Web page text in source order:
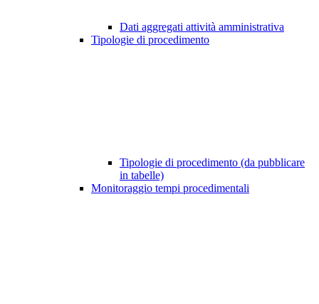
Dati aggregati attività amministrativa
Tipologie di procedimento
Tipologie di procedimento (da pubblicare
in tabelle)
Monitoraggio tempi procedimentali